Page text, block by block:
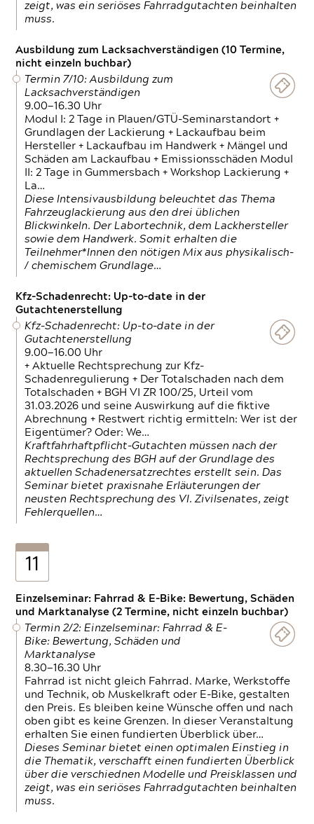
zeigt, was ein seriöses Fahrradgutachten beinhalten
muss.
Ausbildung zum Lacksachverständigen (10 Termine,
nicht einzeln buchbar)
Termin 7/10: Ausbildung zum
Lacksachverständigen
9.00—16.30 Uhr
Modul I: 2 Tage in Plauen/GTÜ-Seminarstandort +
Grundlagen der Lackierung + Lackaufbau beim
Hersteller + Lackaufbau im Handwerk + Mängel und
Schäden am Lackaufbau + Emissionsschäden Modul
II: 2 Tage in Gummersbach + Workshop Lackierung +
La…
Diese Intensivausbildung beleuchtet das Thema
Fahrzeuglackierung aus den drei üblichen
Blickwinkeln. Der Labortechnik, dem Lackhersteller
sowie dem Handwerk. Somit erhalten die
Teilnehmer*Innen den nötigen Mix aus physikalisch-
/ chemischem Grundlage…
Kfz-Schadenrecht: Up-to-date in der
Gutachtenerstellung
Kfz-Schadenrecht: Up-to-date in der
Gutachtenerstellung
9.00—16.00 Uhr
+ Aktuelle Rechtsprechung zur Kfz-
Schadenregulierung + Der Totalschaden nach dem
Totalschaden + BGH VI ZR 100/25, Urteil vom
31.03.2026 und seine Auswirkung auf die fiktive
Abrechnung + Restwert richtig ermitteln: Wer ist der
Eigentümer? Oder: We…
Kraftfahrhaftpflicht-Gutachten müssen nach der
Rechtsprechung des BGH auf der Grundlage des
aktuellen Schadenersatzrechtes erstellt sein. Das
Seminar bietet praxisnahe Erläuterungen der
neusten Rechtsprechung des VI. Zivilsenates, zeigt
Fehlerquellen…
11
Einzelseminar: Fahrrad & E-Bike: Bewertung, Schäden
und Marktanalyse (2 Termine, nicht einzeln buchbar)
Termin 2/2: Einzelseminar: Fahrrad & E-
Bike: Bewertung, Schäden und
Marktanalyse
8.30—16.30 Uhr
Fahrrad ist nicht gleich Fahrrad. Marke, Werkstoffe
und Technik, ob Muskelkraft oder E-Bike, gestalten
den Preis. Es bleiben keine Wünsche offen und nach
oben gibt es keine Grenzen. In dieser Veranstaltung
erhalten Sie einen fundierten Überblick über…
Dieses Seminar bietet einen optimalen Einstieg in
die Thematik, verschafft einen fundierten Überblick
über die verschiednen Modelle und Preisklassen und
zeigt, was ein seriöses Fahrradgutachten beinhalten
muss.